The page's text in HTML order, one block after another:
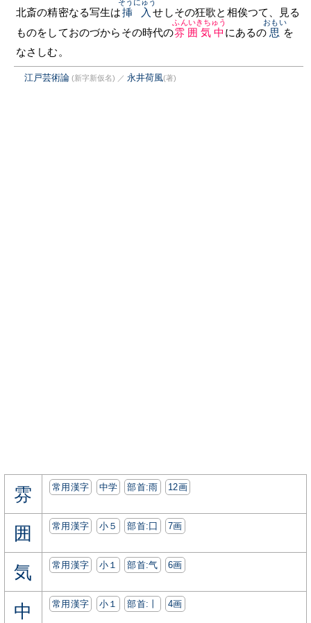
北斎の精密なる写生は挿入
そうにゅう
せしその狂歌と相俟つて、見る
ものをしておのづからその時代の雰囲気中
ふんいきちゅう
にあるの 思
おもい
を
なさしむ。
江戸芸術論 (新字新仮名) ／ 永井荷風(著)
雰 常用漢字 中学 部首:⾬ 12画
囲 常用漢字 小５ 部首:⼞ 7画
気 常用漢字 小１ 部首:⽓ 6画
中 常用漢字 小１ 部首:⼁ 4画